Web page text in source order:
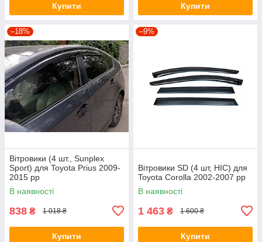
Купити Купити
–18%
Вітровики (4 шт., Sunplex
Sport) для Toyota Prius 2009-
2015 рр
В наявності
838 ₴ 1 018 ₴
Купити
–9%
Вітровики SD (4 шт, HIC) для
Toyota Corolla 2002-2007 рр
В наявності
1 463 ₴ 1 600 ₴
Купити